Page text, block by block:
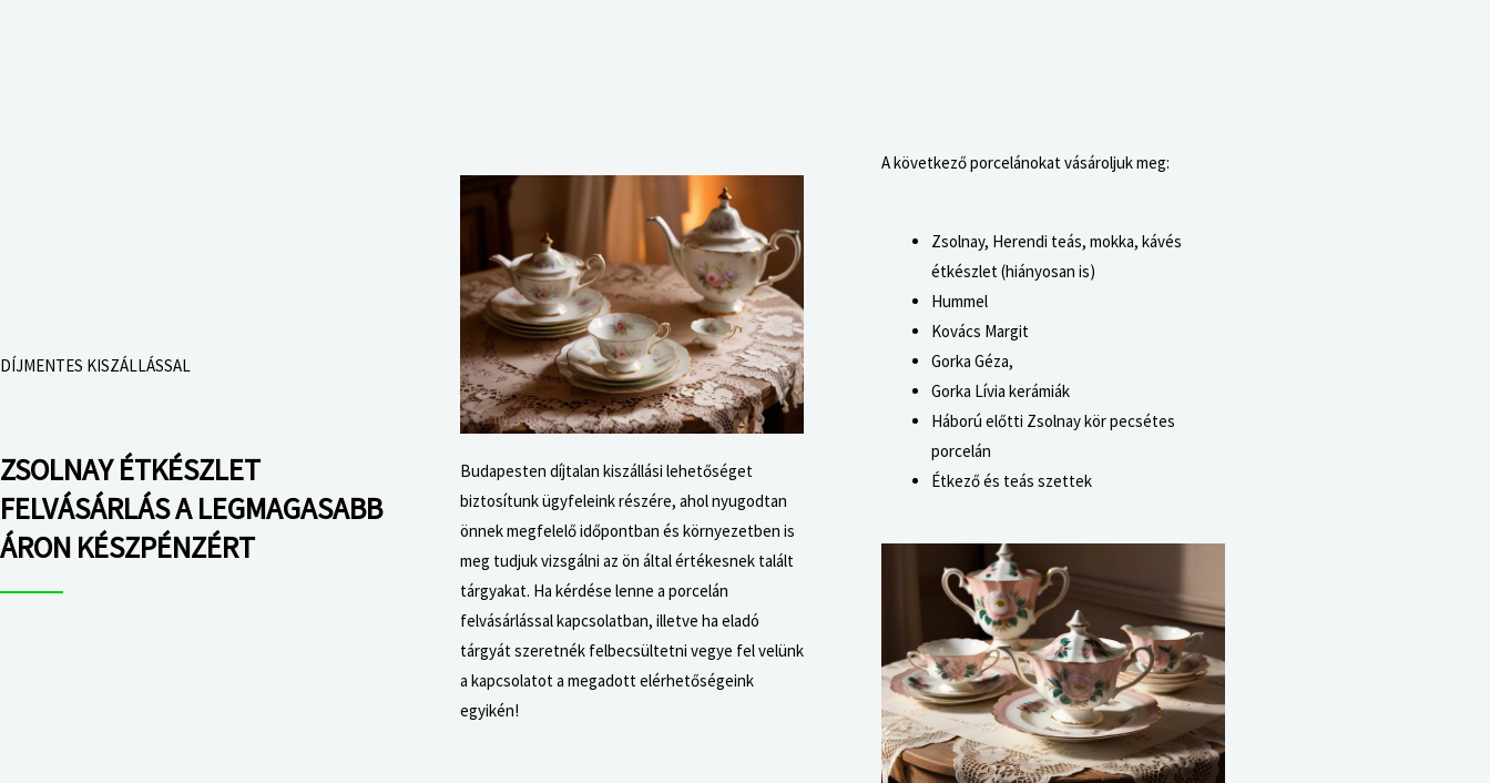
DÍJMENTES KISZÁLLÁSSAL
ZSOLNAY ÉTKÉSZLET
FELVÁSÁRLÁS A LEGMAGASABB
ÁRON KÉSZPÉNZÉRT
Budapesten díjtalan kiszállási lehetőséget
biztosítunk ügyfeleink részére, ahol nyugodtan
önnek megfelelő időpontban és környezetben is
meg tudjuk vizsgálni az ön által értékesnek talált
tárgyakat. Ha kérdése lenne a porcelán
felvásárlással kapcsolatban, illetve ha eladó
tárgyát szeretnék felbecsültetni vegye fel velünk
a kapcsolatot a megadott elérhetőségeink
egyikén!
A következő porcelánokat vásároljuk meg:
Zsolnay, Herendi teás, mokka, kávés
étkészlet (hiányosan is)
Hummel
Kovács Margit
Gorka Géza,
Gorka Lívia kerámiák
Háború előtti Zsolnay kör pecsétes
porcelán
Étkező és teás szettek